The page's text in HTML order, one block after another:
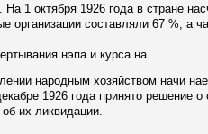
1 октября 1926 года в стране
организации составляли 67 %, а
нэпа и курса на
народным хозяйством начи
1926 года принято решение
их ликвидации.